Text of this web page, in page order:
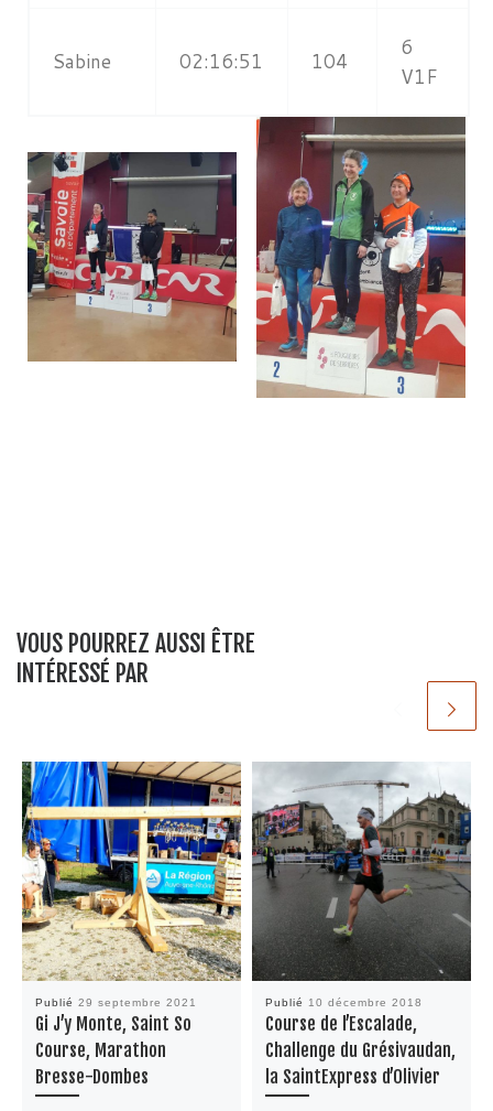
Sabine 02:16:51 104
6
V1F
VOUS POURREZ AUSSI ÊTRE
INTÉRESSÉ PAR
Publié 29 septembre 2021
Gi J’y Monte, Saint So
Course, Marathon
Bresse-Dombes
Publié 10 décembre 2018
Course de l’Escalade,
Challenge du Grésivaudan,
la SaintExpress d’Olivier